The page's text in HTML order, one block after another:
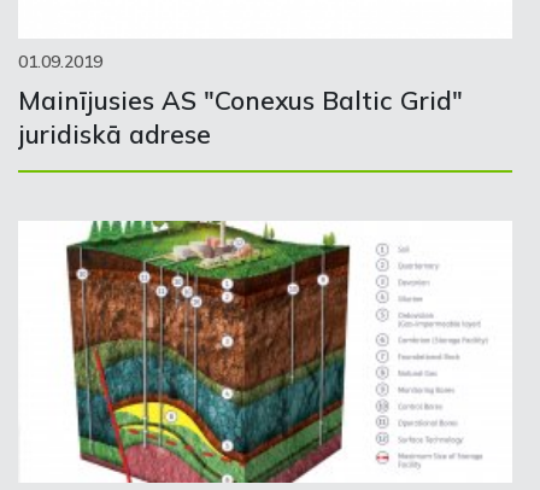
01.09.2019
Mainījusies AS "Conexus Baltic Grid"
juridiskā adrese